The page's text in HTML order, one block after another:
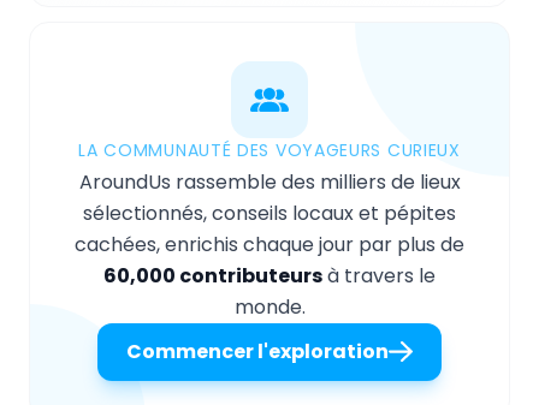
LA COMMUNAUTÉ DES VOYAGEURS CURIEUX
AroundUs rassemble des milliers de lieux
sélectionnés, conseils locaux et pépites
cachées, enrichis chaque jour par plus de
60,000 contributeursà travers le
monde.
Commencer l'exploration